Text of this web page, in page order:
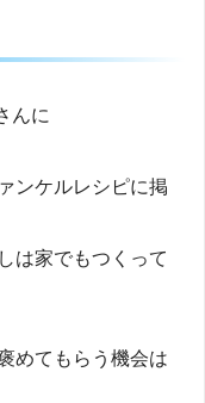
んに
ンケルレシピに掲
は家でもつくって
めてもらう機会は